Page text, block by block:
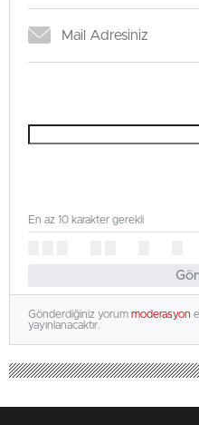
En az 10 karakter gerekli
Gönderdiğiniz yorum moderasyon
yayınlanacaktır.